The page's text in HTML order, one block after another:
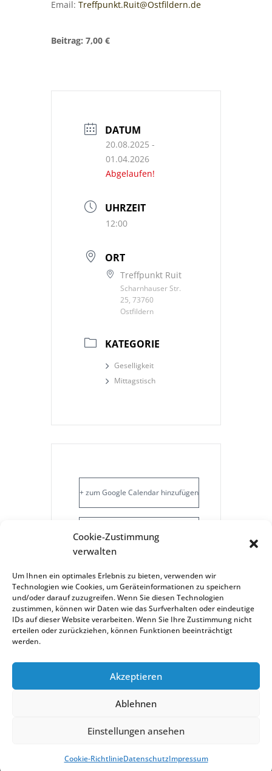
Cookie-Zustimmung
verwalten
Um Ihnen ein optimales Erlebnis zu bieten, verwenden wir
Technologien wie Cookies, um Geräteinformationen zu speichern
und/oder darauf zuzugreifen. Wenn Sie diesen Technologien
zustimmen, können wir Daten wie das Surfverhalten oder eindeutige
IDs auf dieser Website verarbeiten. Wenn Sie Ihre Zustimmung nicht
erteilen oder zurückziehen, können Funktionen beeinträchtigt
werden.
Akzeptieren
Ablehnen
Einstellungen ansehen
Cookie-RichtlinieDatenschutzImpressum
Email: Treffpunkt.Ruit@Ostfildern.de
Beitrag: 7,00 €
DATUM
20.08.2025 -
01.04.2026
Abgelaufen!
UHRZEIT
12:00
ORT
Treffpunkt Ruit
Scharnhauser Str.
25, 73760
Ostfildern
KATEGORIE
Geselligkeit
Mittagstisch
+ zum Google Calendar hinzufügen
+ iCal / Outlook Export
Treffpunkt Ostfildern Ruit | 2022
Scharnhauser Str. 25
treffpunkt.ruit@ostfildern.de